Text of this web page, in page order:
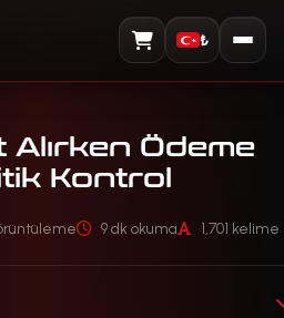
Sepeti Görüntüle
₺
Ödeme
Kontrol
9 dk okuma 1,701 kelime